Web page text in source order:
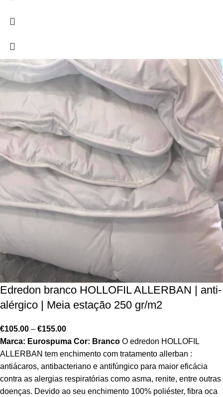
Edredon branco HOLLOFIL ALLERBAN | anti-
alérgico | Meia estação 250 gr/m2
€105.00 – €155.00
Marca: Eurospuma Cor: Branco O edredon HOLLOFIL
ALLERBAN tem enchimento com tratamento allerban :
antiácaros, antibacteriano e antifúngico para maior eficácia
contra as alergias respiratórias como asma, renite, entre outras
doenças. Devido ao seu enchimento 100% poliéster, fibra oca